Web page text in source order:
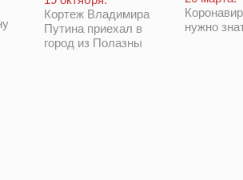
Кортеж Владимира
Путина приехал в
город из Полазны
нужно